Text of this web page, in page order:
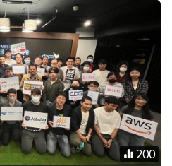
ารของบลูบิคยังคงสดใสต่อเนื่อง
านบริการครบวงจรที่ครอบคลุม
มีความซับซ้อนมากขึ้น และการ
งประเทศ อย่างอุตสาหกรรมการ
งเผชิญกับการเปลี่ยนแปลงและ
รวมถึงประเทศฟิลิปปินส์และ
รทำดิจิทัลทรานส์ฟอร์เมชัน โดย
ลาดเหล่านี้ ได้แก่ บริการพัฒนา
200